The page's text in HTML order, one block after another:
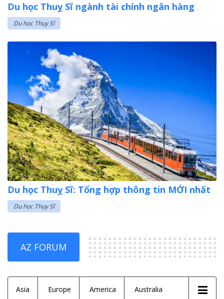
Du học Thuỵ Sĩ ngành tài chính ngân hàng
Du học Thụy Sĩ
Du học Thuỵ Sĩ: Tổng hợp thông tin MỚI nhất
Du học Thụy Sĩ
AZ FORUM
Asia Europe America Australia